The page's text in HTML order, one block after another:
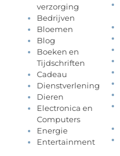
verzorging
Bedrijven
Bloemen
Blog
Boeken en
Tijdschriften
Cadeau
Dienstverlening
Dieren
Electronica en
Computers
Energie
Entertainment